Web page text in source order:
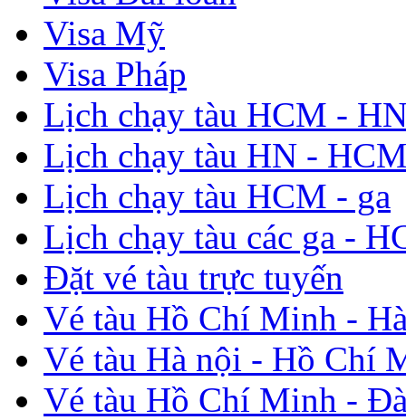
Visa Mỹ
Visa Pháp
Lịch chạy tàu HCM -
Lịch chạy tàu HN -
Lịch chạy tàu HCM - ga
Lịch chạy tàu các ga -
Đặt vé tàu trực tuyến
Vé tàu Hồ Chí Minh -
Vé tàu Hà nội - Hồ Chí
Vé tàu Hồ Chí Minh -